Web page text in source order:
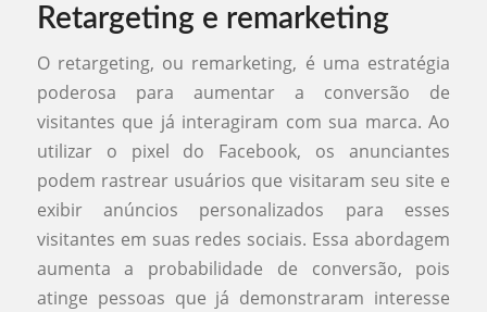
Retargeting e remarketing
O retargeting, ou remarketing, é uma estratégia
poderosa para aumentar a conversão de
visitantes que já interagiram com sua marca. Ao
utilizar o pixel do Facebook, os anunciantes
podem rastrear usuários que visitaram seu site e
exibir anúncios personalizados para esses
visitantes em suas redes sociais. Essa abordagem
aumenta a probabilidade de conversão, pois
atinge pessoas que já demonstraram interesse